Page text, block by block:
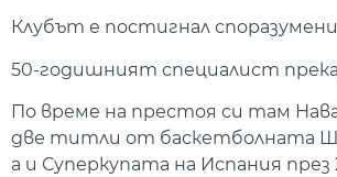
Клубът е постигнал
50-годишният специалист
По време на престоя си там
две титли от баскетболната
а и Суперкупата на Испания през